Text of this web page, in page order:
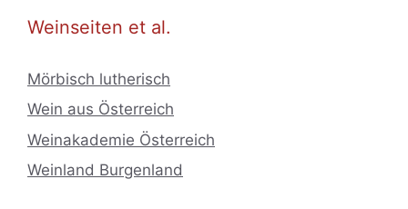
Weinseiten et al.
Mörbisch lutherisch
Wein aus Österreich
Weinakademie Österreich
Weinland Burgenland